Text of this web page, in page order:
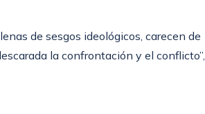
de sesgos ideológicos, carecen de
la confrontación y el conflicto”,